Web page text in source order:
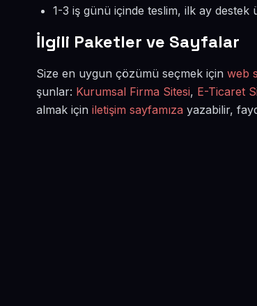
1-3 iş günü içinde teslim, ilk ay destek
İlgili Paketler ve Sayfalar
Size en uygun çözümü seçmek için web
şunlar: Kurumsal Firma Sitesi, E-Ticaret
almak için iletişim sayfamıza yazabilir,